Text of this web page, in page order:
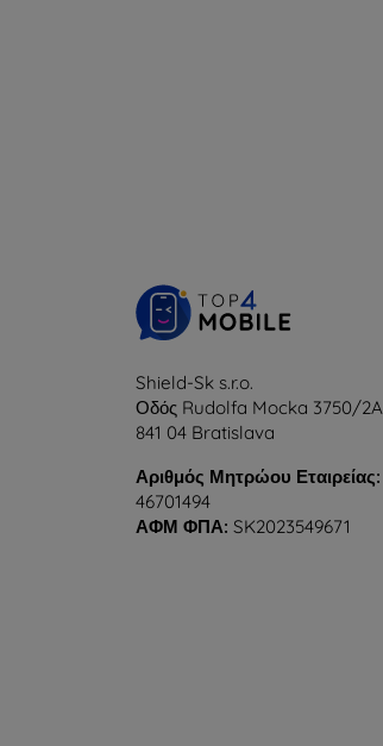
Shield-Sk s.r.o.
Οδός Rudolfa Mocka 3750/2A
841 04 Bratislava
Αριθμός Μητρώου Εταιρείας:
46701494
ΑΦΜ ΦΠΑ: SK2023549671